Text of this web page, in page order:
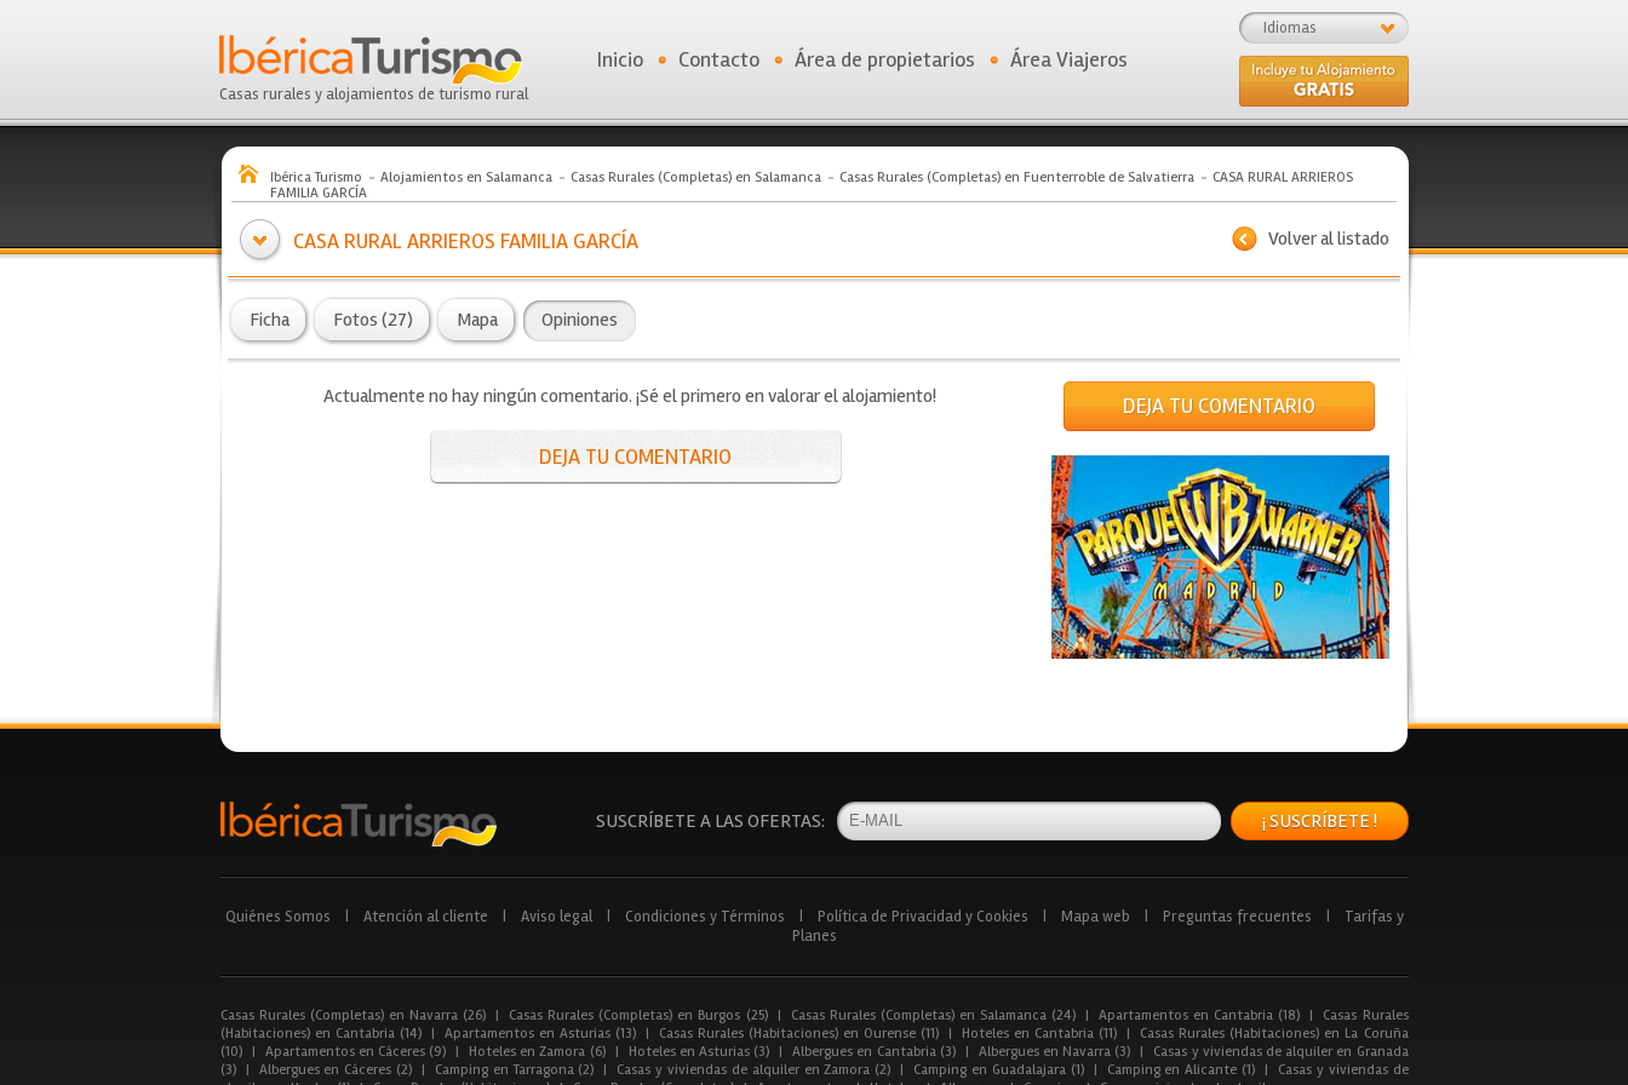
Casas rurales y alojamientos de turismo rural
Idiomas
Inicio Contacto Área de propietarios Área Viajeros
Ibérica Turismo Alojamientos en Salamanca Casas Rurales (Completas) en Salamanca Casas Rurales (Completas) en Fuenterroble de Salvatierra
CASA RURAL ARRIEROS
FAMILIA GARCÍA
Volver al listado
CASA RURAL ARRIEROS FAMILIA GARCÍA
Ficha Fotos (27) Mapa Opiniones
Actualmente no hay ningún comentario. ¡Sé el primero en valorar el alojamiento!
DEJA TU COMENTARIO
DEJA TU COMENTARIO
SUSCRÍBETE A LAS OFERTAS: ¡ SUSCRÍBETE !
Quiénes Somos Atención al cliente Aviso legal Condiciones y Términos Política de Privacidad y Cookies Mapa web Preguntas frecuentes
Tarifas y
Planes
Casas Rurales (Completas) en Navarra (26) | Casas Rurales (Completas) en Burgos (25) | Casas Rurales (Completas) en Salamanca (24) | Apartamentos en Cantabria (18) |
Casas Rurales
(Habitaciones) en Cantabria (14)
| Apartamentos en Asturias (13) | Casas Rurales (Habitaciones) en Ourense (11) | Hoteles en Cantabria (11) |
Casas Rurales (Habitaciones) en La Coruña
(10)
| Apartamentos en Cáceres (9) | Hoteles en Zamora (6) | Hoteles en Asturias (3) | Albergues en Cantabria (3) | Albergues en Navarra (3) |
Casas y viviendas de alquiler en Granada
(3)
| Albergues en Cáceres (2) | Camping en Tarragona (2) | Casas y viviendas de alquiler en Zamora (2) | Camping en Guadalajara (1) | Camping en Alicante (1) |
Casas y viviendas de